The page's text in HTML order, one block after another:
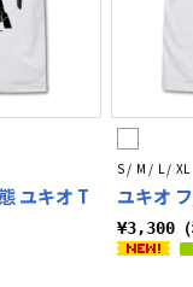
ユキオ T
S / M / L / XL
ユキオ
¥3,300（